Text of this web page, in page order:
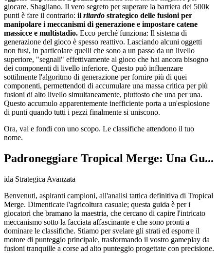
giocare. Sbagliano. Il vero segreto per superare la barriera dei 500k
punti è fare il contrario: il ritardo strategico delle fusioni per
manipolare i meccanismi di generazione e impostare catene
massicce e multistadio. Ecco perché funziona: Il sistema di
generazione del gioco è spesso reattivo. Lasciando alcuni oggetti
non fusi, in particolare quelli che sono a un passo da un livello
superiore, "segnali" effettivamente al gioco che hai ancora bisogno
dei componenti di livello inferiore. Questo può influenzare
sottilmente l'algoritmo di generazione per fornire più di quei
componenti, permettendoti di accumulare una massa critica per più
fusioni di alto livello simultaneamente, piuttosto che una per una.
Questo accumulo apparentemente inefficiente porta a un'esplosione
di punti quando tutti i pezzi finalmente si uniscono.
Ora, vai e fondi con uno scopo. Le classifiche attendono il tuo
nome.
Padroneggiare Tropical Merge: Una Gu...
ida Strategica Avanzata
Benvenuti, aspiranti campioni, all'analisi tattica definitiva di Tropical
Merge. Dimenticate l'agricoltura casuale; questa guida è per i
giocatori che bramano la maestria, che cercano di capire l'intricato
meccanismo sotto la facciata affascinante e che sono pronti a
dominare le classifiche. Stiamo per svelare gli strati ed esporre il
motore di punteggio principale, trasformando il vostro gameplay da
fusioni tranquille a corse ad alto punteggio progettate con precisione.